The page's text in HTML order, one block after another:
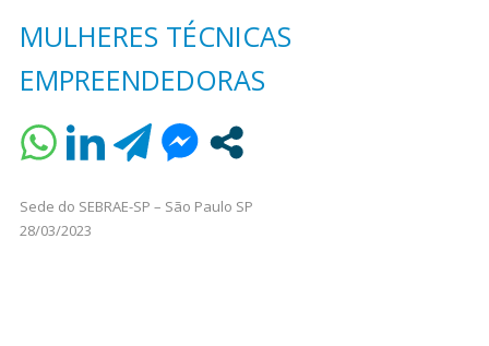
MULHERES TÉCNICAS
EMPREENDEDORAS
Sede do SEBRAE-SP – São Paulo SP
28/03/2023